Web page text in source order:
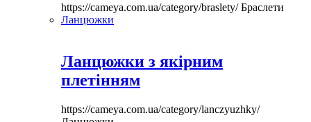
https://cameya.com.ua/category/braslety/Браслети
Ланцюжки
Ланцюжки з якірним
плетінням
https://cameya.com.ua/category/lanczyuzhky/